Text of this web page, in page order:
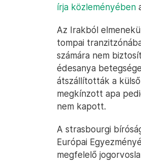
írja közleményében
Az Irakból
tompai
számára nem
édesanya
átszállították a
megkínzott apa
nem kapott.
A strasbourgi
Európai
megfelelő